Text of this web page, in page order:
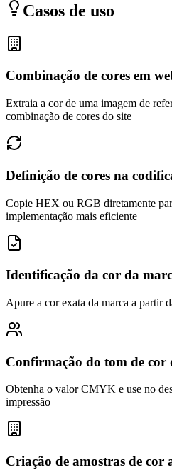
Casos de uso
Combinação de cores em
Extraia a cor de uma imagem de
combinação de cores do site
Definição de cores na
Copie HEX ou RGB diretamente
implementação mais eficiente
Identificação da cor da
Apure a cor exata da marca a partir
Confirmação do tom de cor
Obtenha o valor CMYK e use no
impressão
Criação de amostras de